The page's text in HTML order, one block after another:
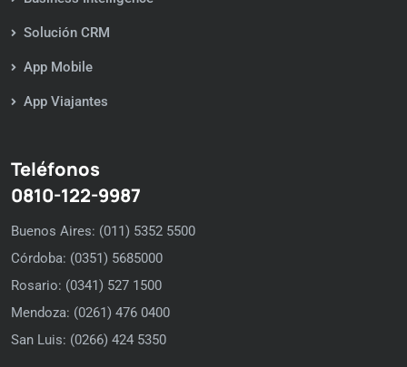
Solución CRM
App Mobile
App Viajantes
Teléfonos
0810-122-9987
Buenos Aires: (011) 5352 5500
Córdoba: (0351) 5685000
Rosario: (0341) 527 1500
Mendoza: (0261) 476 0400
San Luis: (0266) 424 5350